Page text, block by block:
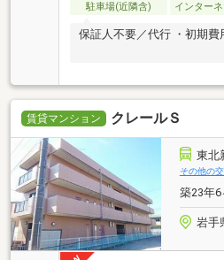
駐車場(近隣含)
インター
保証人不要／代行 ・初期費
賃貸マンション クレールＳ
東北
その他の
築23年
岩手